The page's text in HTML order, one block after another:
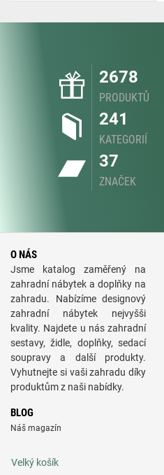
2678
PRODUKTŮ
241
KATEGORIÍ
37
ZNAČEK
O NÁS
Jsme katalog zaměřený na
zahradní nábytek a doplňky na
zahradu. Nabízíme designový
zahradní nábytek nejvyšši
kvality. Najdete u nás zahradní
sestavy, židle, doplňky, sedací
soupravy a další produkty.
Vyhutnejte si vaši zahradu díky
produktům z naši nabídky.
BLOG
Náš magazín
Velký košík